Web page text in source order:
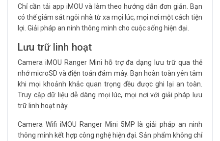
Chỉ cần tải app iMOU và làm theo hướng dẫn đơn giản. Bạn
có thể giám sát ngôi nhà từ xa mọi lúc, mọi nơi một cách tiện
lợi. Giải pháp an ninh thông minh cho cuộc sống hiện đại.
Lưu trữ linh hoạt
Camera iMOU Ranger Mini hỗ trợ đa dạng lưu trữ qua thẻ
nhớ microSD và điện toán đám mây. Bạn hoàn toàn yên tâm
khi mọi khoảnh khắc quan trọng đều được ghi lại an toàn.
Truy cập dữ liệu dễ dàng mọi lúc, mọi nơi với giải pháp lưu
trữ linh hoạt này.
Camera Wifi iMOU Ranger Mini 5MP là giải pháp an ninh
thông minh kết hợp công nghệ hiện đại. Sản phẩm không chỉ